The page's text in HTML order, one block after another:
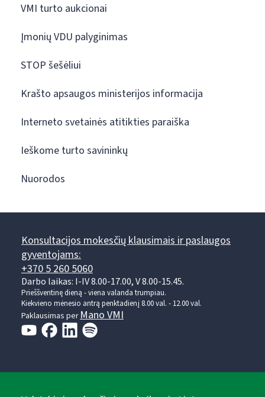
VMI turto aukcionai
Įmonių VDU palyginimas
STOP šešėliui
Krašto apsaugos ministerijos informacija
Interneto svetainės atitikties paraiška
Ieškome turto savininkų
Nuorodos
Konsultacijos mokesčių klausimais ir paslaugos
gyventojams:
+370 5 260 5060
Darbo laikas: I-IV 8.00-17.00, V 8.00-15.45.
Prieššventinę dieną - viena valanda trumpiau.
Kiekvieno mėnesio antrą penktadienį 8.00 val. - 12.00 val.
Paklausimas perMano VMI